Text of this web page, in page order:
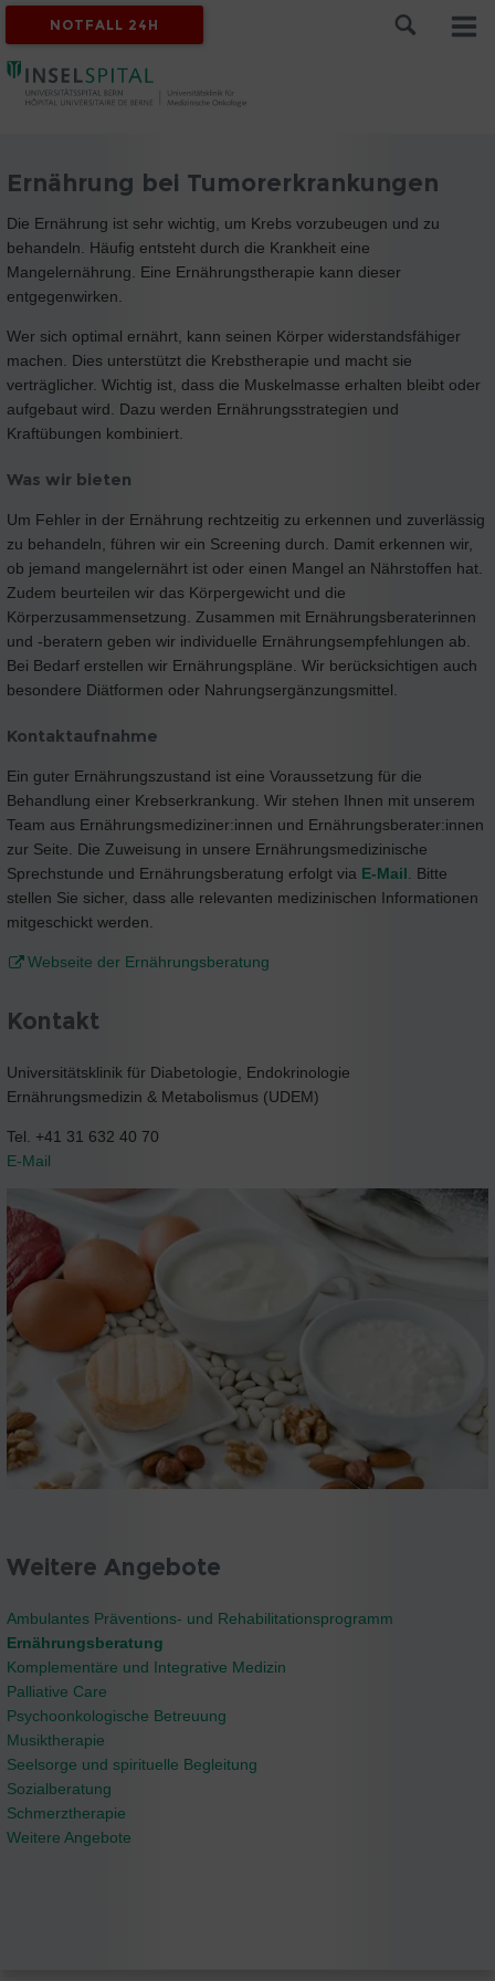
NOTFALL 24H
Ernährung bei Tumorerkrankungen
Die Ernährung ist sehr wichtig, um Krebs vorzubeugen und zu
behandeln. Häufig entsteht durch die Krankheit eine
Mangelernährung. Eine Ernährungstherapie kann dieser
entgegenwirken.
Wer sich optimal ernährt, kann seinen Körper widerstandsfähiger
machen. Dies unterstützt die Krebstherapie und macht sie
verträglicher. Wichtig ist, dass die Muskelmasse erhalten bleibt oder
aufgebaut wird. Dazu werden Ernährungsstrategien und
Kraftübungen kombiniert.
Was wir bieten
Um Fehler in der Ernährung rechtzeitig zu erkennen und zuverlässig
zu behandeln, führen wir ein Screening durch. Damit erkennen wir,
ob jemand mangelernährt ist oder einen Mangel an Nährstoffen hat.
Zudem beurteilen wir das Körpergewicht und die
Körperzusammensetzung. Zusammen mit Ernährungsberaterinnen
und -beratern geben wir individuelle Ernährungsempfehlungen ab.
Bei Bedarf erstellen wir Ernährungspläne. Wir berücksichtigen auch
besondere Diätformen oder Nahrungsergänzungsmittel.
Kontaktaufnahme
Ein guter Ernährungszustand ist eine Voraussetzung für die
Behandlung einer Krebserkrankung. Wir stehen Ihnen mit unserem
Team aus Ernährungsmediziner:innen und Ernährungsberater:innen
zur Seite. Die Zuweisung in unsere Ernährungsmedizinische
Sprechstunde und Ernährungsberatung erfolgt via E-Mail . Bitte
stellen Sie sicher, dass alle relevanten medizinischen Informationen
mitgeschickt werden.
Webseite der Ernährungsberatung
Kontakt
Universitätsklinik für Diabetologie, Endokrinologie
Ernährungsmedizin & Metabolismus (UDEM)
Tel. +41 31 632 40 70
E-Mail
Weitere Angebote
Ambulantes Präventions- und Rehabilitationsprogramm
Ernährungsberatung
Komplementäre und Integrative Medizin
Palliative Care
Psychoonkologische Betreuung
Musiktherapie
Seelsorge und spirituelle Begleitung
Sozialberatung
Schmerztherapie
Weitere Angebote